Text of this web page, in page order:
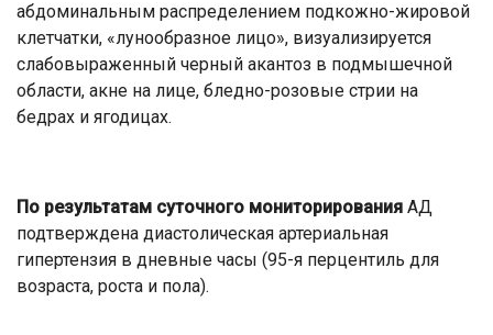
абдоминальным распределением подкожно-жировой
клетчатки, «лунообразное лицо», визуализируется
слабовыраженный черный акантоз в подмышечной
области, акне на лице, бледно-розовые стрии на
бедрах и ягодицах.
По результатам суточного мониторирования АД
подтверждена диастолическая артериальная
гипертензия в дневные часы (95-я перцентиль для
возраста, роста и пола).